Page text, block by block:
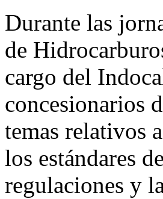
Durante las
de
cargo del
concesionarios
temas relativos
los estándares
regulaciones y